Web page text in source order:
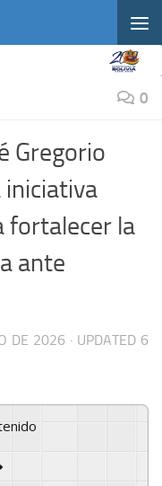
0
Gregorio
iniciativa
fortalecer la
ante
DE 2026 · UPDATED 6